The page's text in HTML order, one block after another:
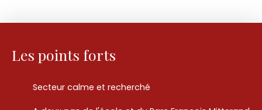
Les points forts
Secteur calme et recherché